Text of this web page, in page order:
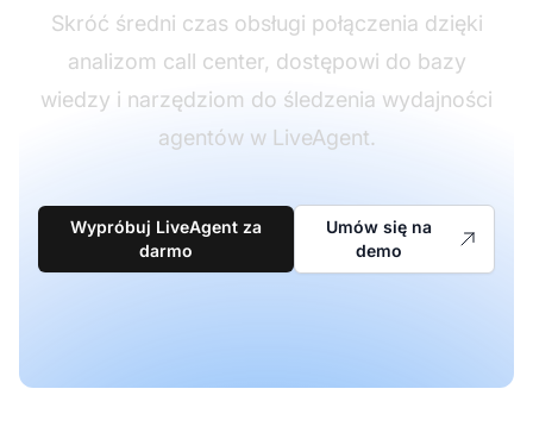
Skróć średni czas obsługi połączenia dzięki
analizom call center, dostępowi do bazy
wiedzy i narzędziom do śledzenia wydajności
agentów w LiveAgent.
Wypróbuj LiveAgent za
darmo
Umów się na
demo